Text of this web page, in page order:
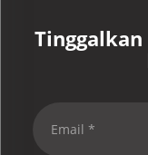
Tinggalkan